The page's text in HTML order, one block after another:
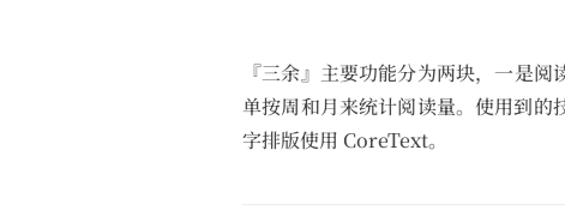
『三余』主要功能分为两块，一是
单按周和月来统计阅读量。使用到
字排版使用 CoreText。